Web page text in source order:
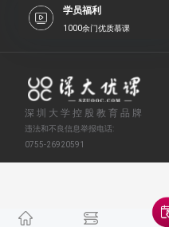
学员福利
1000余门优质慕课
深圳大学控股教育品牌
违法和不良信息举报电话:
0755-26920591